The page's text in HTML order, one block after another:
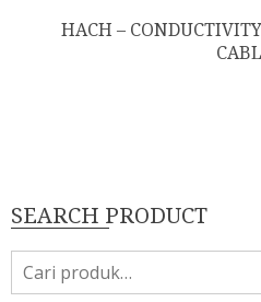
HACH –
SEARCH PRODUCT
Pencarian
untuk: